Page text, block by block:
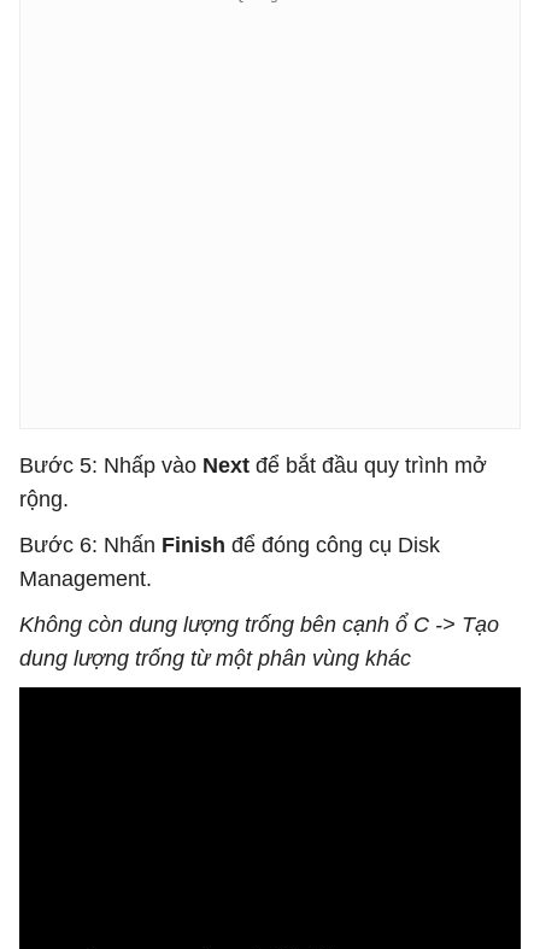
Bước 5: Nhấp vào Next để bắt đầu quy trình mở
rộng.
Bước 6: Nhấn Finish để đóng công cụ Disk
Management.
Không còn dung lượng trống bên cạnh ổ C -> Tạo
dung lượng trống từ một phân vùng khác